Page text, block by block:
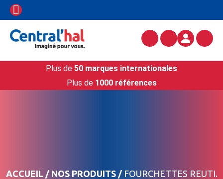
Plus de 50 marques internationales
Plus de 1000 références
ACCUEIL/ NOS PRODUITS/ FOURCHETTES REUTI.